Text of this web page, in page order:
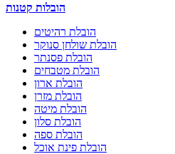
הובלות קטנות
הובלת רהיטים
הובלת שולחן סנוקר
הובלת פסנתר
הובלת מטבחים
הובלת ארון
הובלת מזרן
הובלת מיטה
הובלת סלון
הובלת ספה
הובלת פינת אוכל